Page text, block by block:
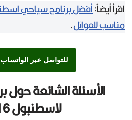
اقرأ أيضاً:
مناسب للعوائل.
للتواصل عبر الواتساب
الأسئلة الشائعة حول
لاسطنبول 6 ايام